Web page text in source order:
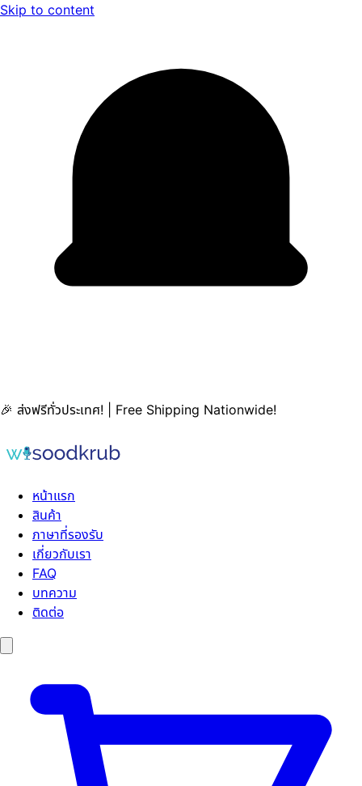
Skip to content
🎉 ส่งฟรีทั่วประเทศ! | Free Shipping Nationwide!
หน้าแรก
สินค้า
ภาษาที่รองรับ
เกี่ยวกับเรา
FAQ
บทความ
ติดต่อ